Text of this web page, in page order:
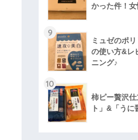
かった件！女
9
ミュゼのポ
の使い方&レ
ニング♪
10
柿ピー贅沢
ト」&「うに